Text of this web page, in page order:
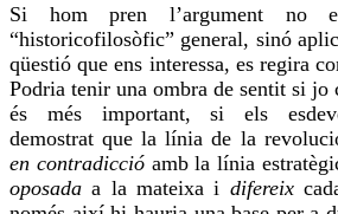
Si hom pren l’argument no
“historicofilosòfic” general, sinó
qüestió que ens interessa, es regira
Podria tenir una ombra de sentit si jo
és més important, si els
demostrat que la línia de la
en contradiccióamb la línia
oposada a la mateixa i difereix